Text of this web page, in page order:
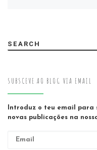
SEARCH
SUBSCEVE AO BLOG VIA EMAIL
Introduz o teu email para
novas publicações na